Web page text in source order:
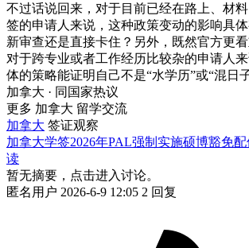
不过话说回来，对于目前已经在路上、材
签的申请人来说，这种政策变动的影响具
新审查还是直接卡住？另外，既然官方更
对于跨专业或者工作经历比较杂的申请人
体的策略能证明自己不是“水学历”或“混日
加拿大 · 同国家热议
更多 加拿大 留学交流
加拿大 签证观察
加拿大学签2026年PAL强制实施硕博豁免
读
暂无摘要，点击进入讨论。
匿名用户 2026-6-9 12:05 2 回复